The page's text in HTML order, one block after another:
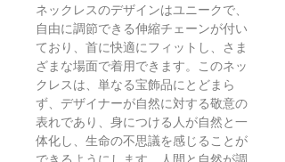
ネックレスのデザインはユニークで、
自由に調節できる伸縮チェーンが付い
ており、首に快適にフィットし、さま
ざまな場面で着用できます。​このネッ
クレスは、単なる宝飾品にとどまら
ず、デザイナーが自然に対する敬意の
表れであり、身につける人が自然と一
体化し、生命の不思議を感じることが